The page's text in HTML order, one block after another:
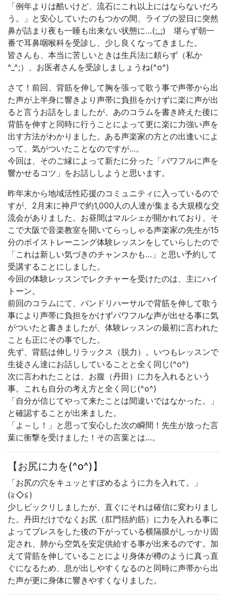
「例年よりは酷いけど、流石にこれ以上にはならないだろ
う。」と安心していたのもつかの間、ライブの翌日に突然
鼻が詰まり夜も一睡も出来ない状態に…(;_;) 堪らず朝一
番で耳鼻咽喉科を受診し、少し良くなってきました。
皆さんも、本当に苦しいときは生兵法に頼らず（私か
^_^;）、お医者さんを受診しましょうね(^o^)
さて！前回、背筋を伸して胸を張って歌う事で声帯から出
た声が上半身に響きより声帯に負担をかけずに楽に声が出
ると言うお話をしましたが、あのコラムを書き終えた後に
背筋を伸すと同時に行うことによって更に楽に力強い声を
出す方法がわかりました。ある声楽家の方との出逢いによ
って、気がついたことなのですが…。
今回は、そのご縁によって新たに分った「パワフルに声を
響かせるコツ」をお話ししようと思います。
昨年末から地域活性応援のコミュニティに入っているので
すが、2月末に神戸で約1,000人の人達が集まる大規模な交
流会がありました。お昼間はマルシェが開かれており、そ
こで大阪で音楽教室を開いてらっしゃる声楽家の先生が15
分のボイストレーニング体験レッスンをしていらしたので
「これは新しい気づきのチャンスかも…」と思い予約して
受講することにしました。
今回の体験レッスンでレクチャーを受けたのは、主にハイ
トーン。
前回のコラムにて、バンドリハーサルで背筋を伸して歌う
事により声帯に負担をかけずパワフルな声が出せる事に気
がついたと書きましたが、体験レッスンの最初に言われた
ことも正にその事でした。
先ず、背筋は伸しリラックス（脱力）。いつもレッスンで
生徒さん達にお話ししていることと全く同じ(^o^)
次に言われたことは、お腹（丹田）に力を入れるという
事。これも自分の考え方と全く同じ(^o^)
「自分が信じてやって来たことは間違いではなかった。」
と確認することが出来ました。
「よ～し！」と思って安心した次の瞬間！先生が放った言
葉に衝撃を受けました！その言葉とは…。
【お尻に力を(^o^)】
「お尻の穴をキュッとすぼめるように力を入れて。」
(≧◇≦)
少しビックリしましたが、直ぐにそれは確信に変わりまし
た。丹田だけでなくお尻（肛門括約筋）に力を入れる事に
よってブレスをした後の下がっている横隔膜がしっかり固
定され、肺から空気を安定供給する事が出来るのです。加
えて背筋を伸していることにより身体が樽のように真っ直
ぐになるため、息が出しやすくなるのと同時に声帯から出
た声が更に身体に響きやすくなりました。